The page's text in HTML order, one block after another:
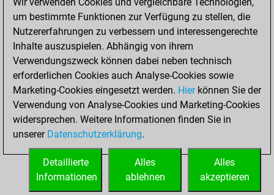
Bauernopfer
1
Matt auf vollem Brett
0
Bauer setzt Matt
Erstickte Matts
Unterverwandlungen
0
Türme auf der siebten
0
STARTSEITE
um bestimmte Funktionen zur Verfügung zu stellen, die
Nutzererfahrungen zu verbessern und interessengerechte
Inhalte auszuspielen. Abhängig von ihrem
Verwendungszweck können dabei neben technisch
erforderlichen Cookies auch Analyse-Cookies sowie
Marketing-Cookies eingesetzt werden. Hierkönnen Sie der
Verwendung von Analyse-Cookies und Marketing-Cookies
widersprechen. Weitere Informationen finden Sie in
unserer Datenschutzerklärung.
Alles
akzeptieren
Alles
ablehnen
Detaillierte
Informationen